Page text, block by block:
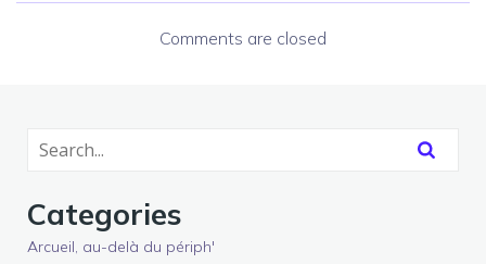
Comments are closed
Categories
Arcueil, au-delà du périph'